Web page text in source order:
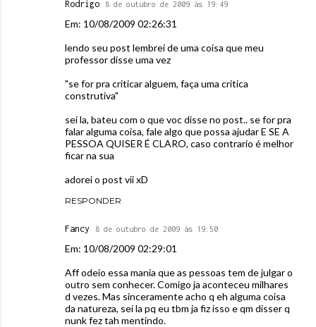
Rodrigo 8 de outubro de 2009 às 19:49
Em: 10/08/2009 02:26:31
lendo seu post lembrei de uma coisa que meu
professor disse uma vez
"se for pra criticar alguem, faça uma critica
construtiva"
sei la, bateu com o que voc disse no post.. se for pra
falar alguma coisa, fale algo que possa ajudar E SE A
PESSOA QUISER É CLARO, caso contrario é melhor
ficar na sua
adorei o post vii xD
RESPONDER
Fancy 8 de outubro de 2009 às 19:50
Em: 10/08/2009 02:29:01
Aff odeio essa mania que as pessoas tem de julgar o
outro sem conhecer. Comigo ja aconteceu milhares
d vezes. Mas sinceramente acho q eh alguma coisa
da natureza, sei la pq eu tbm ja fiz isso e qm disser q
nunk fez tah mentindo.